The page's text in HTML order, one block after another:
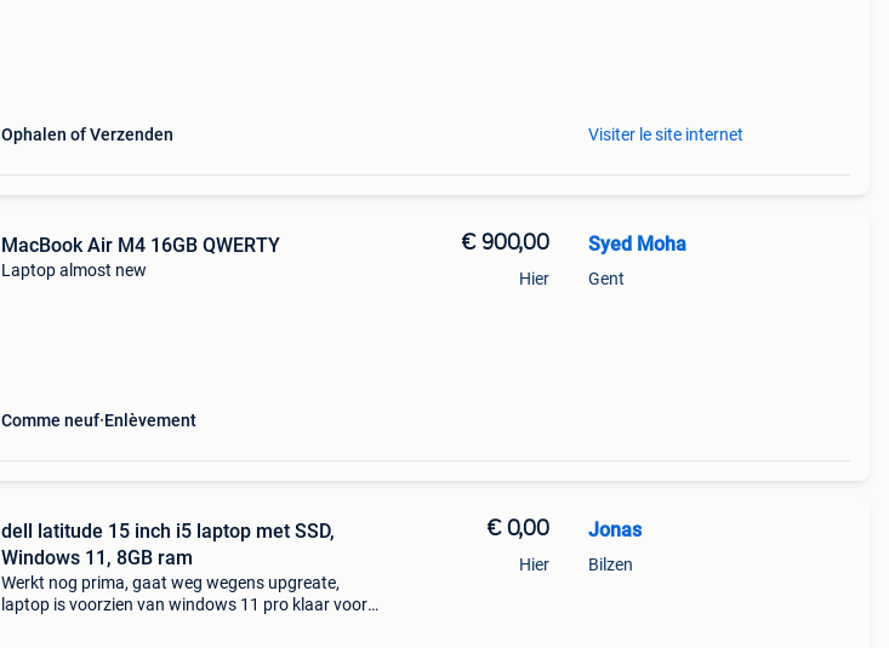
Ophalen of Verzenden Visiter le site internet
MacBook Air M4 16GB QWERTY
Laptop almost new
Comme neuf Enlèvement
€ 900,00
Hier
Syed Moha
Gent
dell latitude 15 inch i5 laptop met SSD,
Windows 11, 8GB ram
Werkt nog prima, gaat weg wegens upgreate,
laptop is voorzien van windows 11 pro klaar voor
€ 0,00
Hier
Jonas
Bilzen